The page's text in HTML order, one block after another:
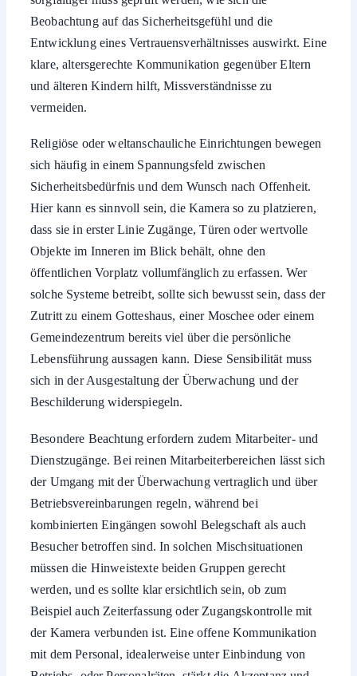
Beobachtung auf das Sicherheitsgefühl und die
Entwicklung eines Vertrauensverhältnisses auswirkt. Eine
klare, altersgerechte Kommunikation gegenüber Eltern
und älteren Kindern hilft, Missverständnisse zu
vermeiden.
sich häufig in einem Spannungsfeld zwischen
Sicherheitsbedürfnis und dem Wunsch nach Offenheit.
Hier kann es sinnvoll sein, die Kamera so zu platzieren,
dass sie in erster Linie Zugänge, Türen oder wertvolle
Objekte im Inneren im Blick behält, ohne den
öffentlichen Vorplatz vollumfänglich zu erfassen. Wer
solche Systeme betreibt, sollte sich bewusst sein, dass der
Zutritt zu einem Gotteshaus, einer Moschee oder einem
Gemeindezentrum bereits viel über die persönliche
Lebensführung aussagen kann. Diese Sensibilität muss
sich in der Ausgestaltung der Überwachung und der
Beschilderung widerspiegeln.
Dienstzugänge. Bei reinen Mitarbeiterbereichen lässt sich
der Umgang mit der Überwachung vertraglich und über
Betriebsvereinbarungen regeln, während bei
kombinierten Eingängen sowohl Belegschaft als auch
Besucher betroffen sind. In solchen Mischsituationen
müssen die Hinweistexte beiden Gruppen gerecht
werden, und es sollte klar ersichtlich sein, ob zum
Beispiel auch Zeiterfassung oder Zugangskontrolle mit
der Kamera verbunden ist. Eine offene Kommunikation
mit dem Personal, idealerweise unter Einbindung von
Betriebs- oder Personalräten, stärkt die Akzeptanz und